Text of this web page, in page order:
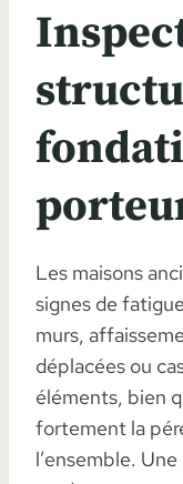
Les maisons
signes de
murs,
déplacées ou
éléments, bien
fortement la
l’ensemble.